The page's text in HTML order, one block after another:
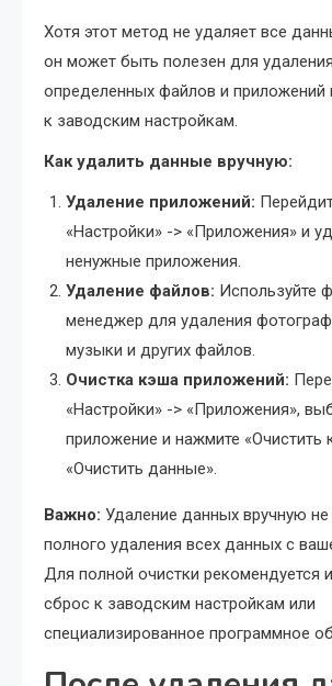
Хотя этот метод не удаляет все
он может быть полезен для удаления
определенных файлов и приложений
к заводским настройкам.
Как удалить данные вручную:
Удаление приложений:
«Настройки» -> «Приложения» и
ненужные приложения.
Удаление файлов: Используйте
менеджер для удаления
музыки и других файлов.
Очистка кэша приложений:
«Настройки» -> «Приложения»,
приложение и нажмите «Очистить
«Очистить данные».
Важно: Удаление данных вручную не
полного удаления всех данных с
Для полной очистки рекомендуется
сброс к заводским настройкам или
специализированное программное